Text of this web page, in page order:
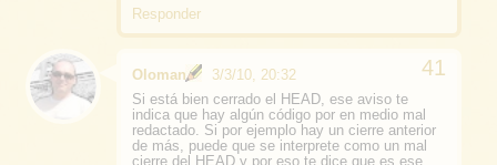
Responder
Oloman
3/3/10, 20:32
Si está bien cerrado el HEAD, ese aviso te
indica que hay algún código por en medio mal
redactado. Si por ejemplo hay un cierre anterior
de más, puede que se interprete como un mal
cierre del HEAD y por eso te dice que es ese